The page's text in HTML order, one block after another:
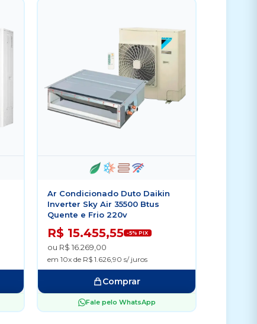
Ar Condicionado Duto Daikin
Inverter Sky Air 35500 Btus
Quente e Frio 220v
R$ 15.455,55 -5% PIX
ou R$ 16.269,00
em 10x de R$ 1.626,90 s/ juros
Comprar
Fale pelo WhatsApp